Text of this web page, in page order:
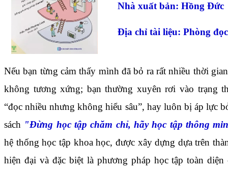
Nhà xuất bản: Hồng Đức
Địa chỉ tài liệu: Phòng đọc
Nếu bạn từng cảm thấy mình đã bỏ ra rất nhiều thời
không tương xứng; bạn thường xuyên rơi vào trạng
“đọc nhiều nhưng không hiểu sâu”, hay luôn bị áp lực
sách "Đừng học tập chăm chỉ, hãy học tập thông
hệ thống học tập khoa học, được xây dựng dựa trên
hiện đại và đặc biệt là phương pháp học tập toàn